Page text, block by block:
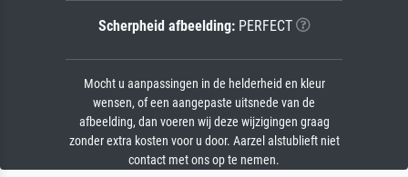
Scherpheid afbeelding:PERFECT
Mocht u aanpassingen in de helderheid en kleur
wensen, of een aangepaste uitsnede van de
afbeelding, dan voeren wij deze wijzigingen graag
zonder extra kosten voor u door. Aarzel alstublieft niet
contact met ons op te nemen.